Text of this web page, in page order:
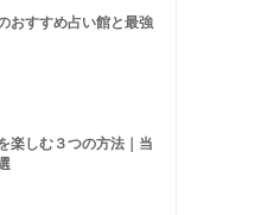
おすすめ占い館と最強
楽しむ３つの方法｜当